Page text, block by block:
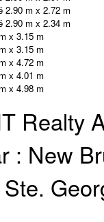
2.90 m x 2.72 m
2.90 m x 2.34 m
x 3.15 m
x 3.15 m
x 4.72 m
x 4.01 m
x 4.98 m
Realty
: New